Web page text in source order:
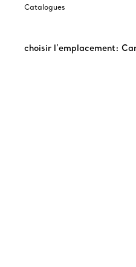
Catalogues
choisir l’emplacement: